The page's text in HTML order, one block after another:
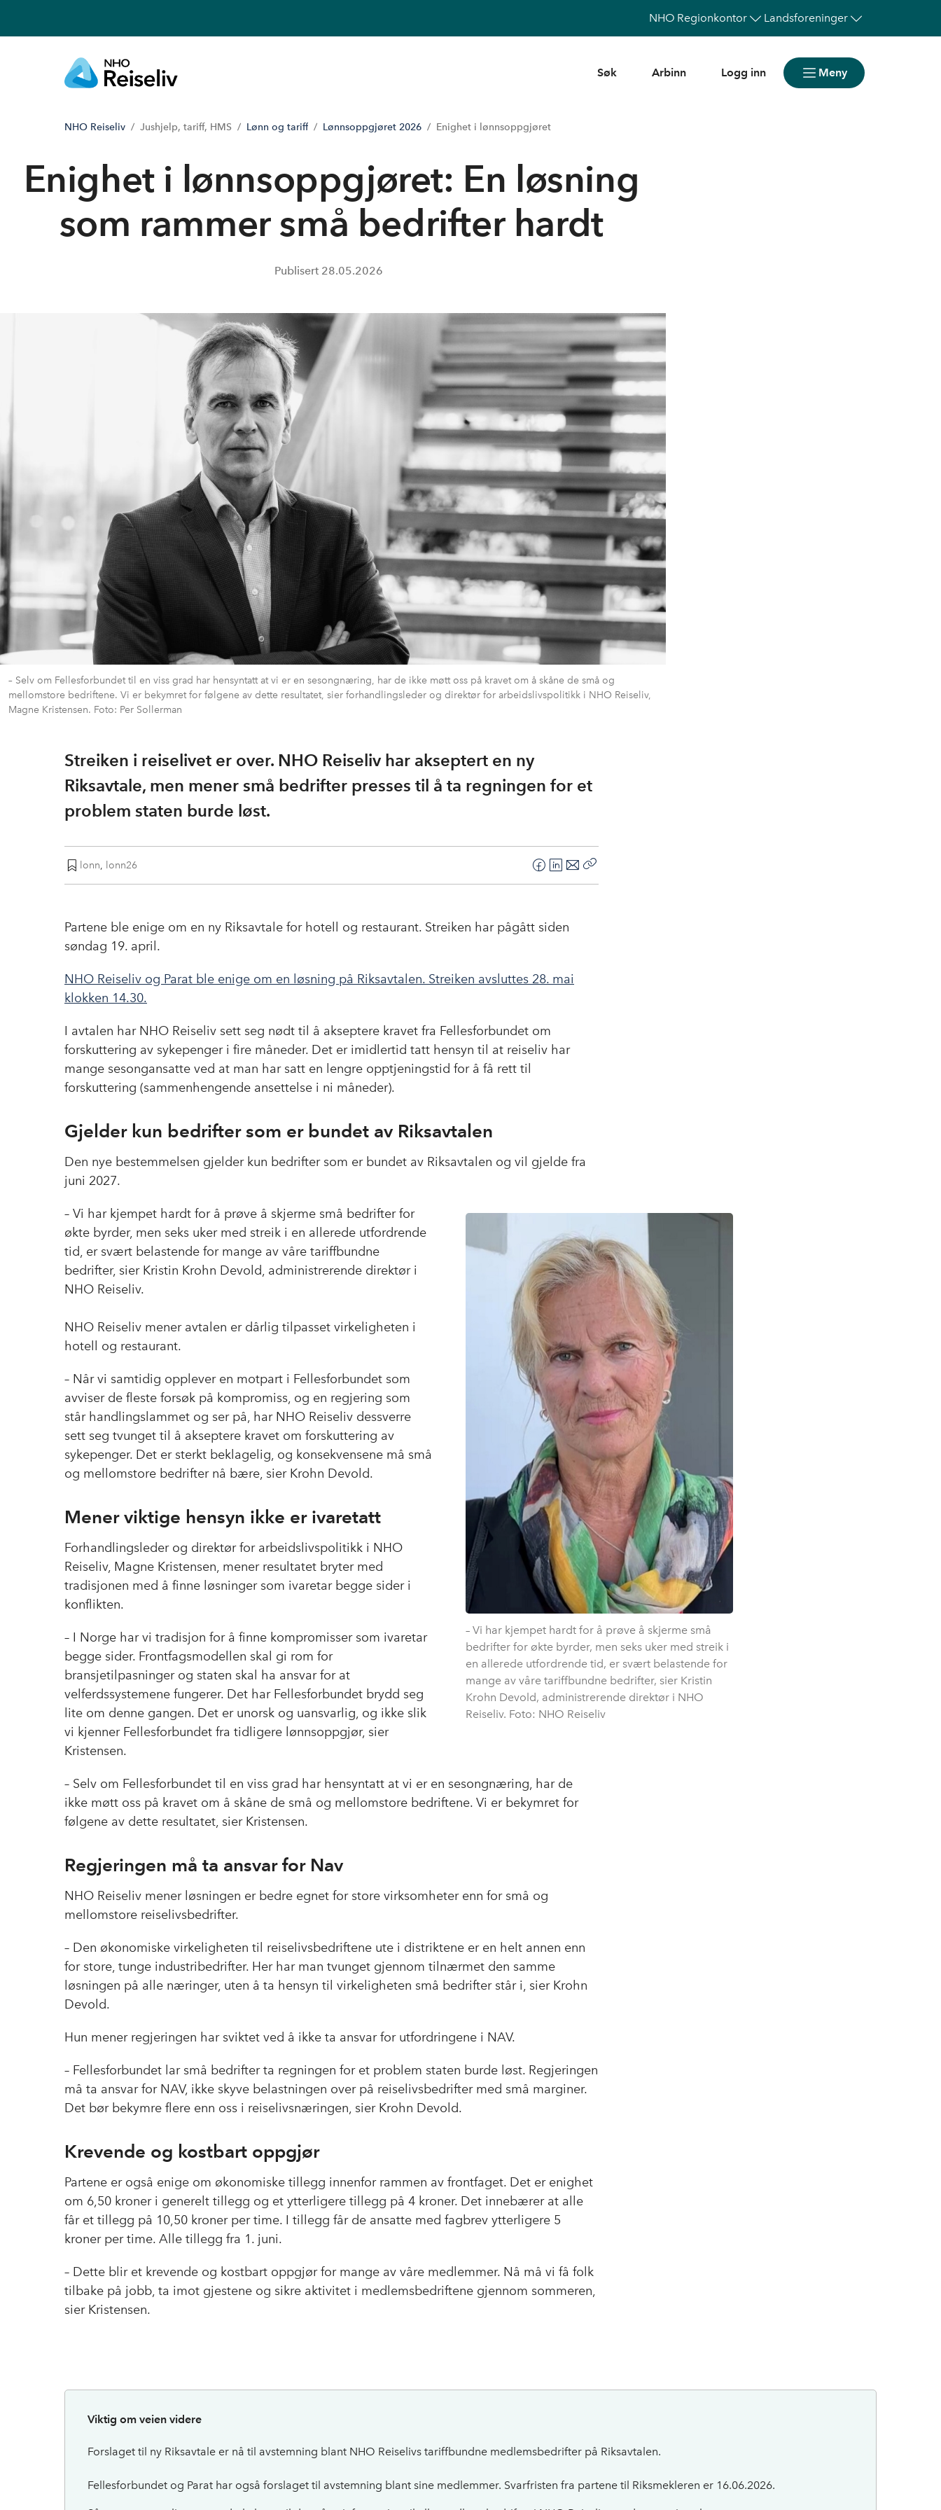
NHO Regionkontor Landsforeninger
Søk Arbinn Logg inn Meny
NHO Reiseliv Jushjelp, tariff, HMS Lønn og tariff Lønnsoppgjøret 2026 Enighet i lønnsoppgjøret
Enighet i lønnsoppgjøret: En løsning
som rammer små bedrifter hardt
Publisert 28.05.2026
– Selv om Fellesforbundet til en viss grad har hensyntatt at vi er en sesongnæring, har de ikke møtt oss på kravet om å skåne de små og
mellomstore bedriftene. Vi er bekymret for følgene av dette resultatet, sier forhandlingsleder og direktør for arbeidslivspolitikk i NHO Reiseliv,
Magne Kristensen. Foto: Per Sollerman
Streiken i reiselivet er over. NHO Reiseliv har akseptert en ny
Riksavtale, men mener små bedrifter presses til å ta regningen for et
problem staten burde løst.
lonn, lonn26
F
a
e
o
L
i
k
E
-
o
Partene ble enige om en ny Riksavtale for hotell og restaurant. Streiken har pågått siden
søndag 19. april.
NHO Reiseliv og Parat ble enige om en løsning på Riksavtalen. Streiken avsluttes 28. mai
klokken 14.30.
I avtalen har NHO Reiseliv sett seg nødt til å akseptere kravet fra Fellesforbundet om
forskuttering av sykepenger i fire måneder. Det er imidlertid tatt hensyn til at reiseliv har
mange sesongansatte ved at man har satt en lengre opptjeningstid for å få rett til
forskuttering (sammenhengende ansettelse i ni måneder).
Gjelder kun bedrifter som er bundet av Riksavtalen
Den nye bestemmelsen gjelder kun bedrifter som er bundet av Riksavtalen og vil gjelde fra
juni 2027.
– Vi har kjempet hardt for å prøve å skjerme små
bedrifter for økte byrder, men seks uker med streik i
en allerede utfordrende tid, er svært belastende for
mange av våre tariffbundne bedrifter, sier Kristin
Krohn Devold, administrerende direktør i NHO
Reiseliv. Foto: NHO Reiseliv
– Vi har kjempet hardt for å prøve å skjerme små bedrifter for
økte byrder, men seks uker med streik i en allerede utfordrende
tid, er svært belastende for mange av våre tariffbundne
bedrifter, sier Kristin Krohn Devold, administrerende direktør i
NHO Reiseliv.
NHO Reiseliv mener avtalen er dårlig tilpasset virkeligheten i
hotell og restaurant.
– Når vi samtidig opplever en motpart i Fellesforbundet som
avviser de fleste forsøk på kompromiss, og en regjering som
står handlingslammet og ser på, har NHO Reiseliv dessverre
sett seg tvunget til å akseptere kravet om forskuttering av
sykepenger. Det er sterkt beklagelig, og konsekvensene må små
og mellomstore bedrifter nå bære, sier Krohn Devold.
Mener viktige hensyn ikke er ivaretatt
Forhandlingsleder og direktør for arbeidslivspolitikk i NHO
Reiseliv, Magne Kristensen, mener resultatet bryter med
tradisjonen med å finne løsninger som ivaretar begge sider i
konflikten.
– I Norge har vi tradisjon for å finne kompromisser som ivaretar
begge sider. Frontfagsmodellen skal gi rom for
bransjetilpasninger og staten skal ha ansvar for at
velferdssystemene fungerer. Det har Fellesforbundet brydd seg
lite om denne gangen. Det er unorsk og uansvarlig, og ikke slik
vi kjenner Fellesforbundet fra tidligere lønnsoppgjør, sier
Kristensen.
– Selv om Fellesforbundet til en viss grad har hensyntatt at vi er en sesongnæring, har de
ikke møtt oss på kravet om å skåne de små og mellomstore bedriftene. Vi er bekymret for
følgene av dette resultatet, sier Kristensen.
Regjeringen må ta ansvar for Nav
NHO Reiseliv mener løsningen er bedre egnet for store virksomheter enn for små og
mellomstore reiselivsbedrifter.
– Den økonomiske virkeligheten til reiselivsbedriftene ute i distriktene er en helt annen enn
for store, tunge industribedrifter. Her har man tvunget gjennom tilnærmet den samme
løsningen på alle næringer, uten å ta hensyn til virkeligheten små bedrifter står i, sier Krohn
Devold.
Hun mener regjeringen har sviktet ved å ikke ta ansvar for utfordringene i NAV.
– Fellesforbundet lar små bedrifter ta regningen for et problem staten burde løst. Regjeringen
må ta ansvar for NAV, ikke skyve belastningen over på reiselivsbedrifter med små marginer.
Det bør bekymre flere enn oss i reiselivsnæringen, sier Krohn Devold.
Krevende og kostbart oppgjør
Partene er også enige om økonomiske tillegg innenfor rammen av frontfaget. Det er enighet
om 6,50 kroner i generelt tillegg og et ytterligere tillegg på 4 kroner. Det innebærer at alle
får et tillegg på 10,50 kroner per time. I tillegg får de ansatte med fagbrev ytterligere 5
kroner per time. Alle tillegg fra 1. juni.
– Dette blir et krevende og kostbart oppgjør for mange av våre medlemmer. Nå må vi få folk
tilbake på jobb, ta imot gjestene og sikre aktivitet i medlemsbedriftene gjennom sommeren,
sier Kristensen.
Viktig om veien videre
Forslaget til ny Riksavtale er nå til avstemning blant NHO Reiselivs tariffbundne medlemsbedrifter på Riksavtalen.
Fellesforbundet og Parat har også forslaget til avstemning blant sine medlemmer. Svarfristen fra partene til Riksmekleren er 16.06.2026.